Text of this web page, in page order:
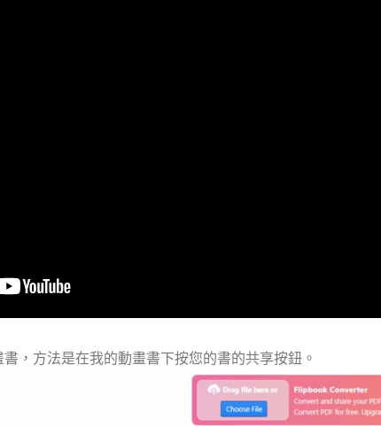
，方法是在我的動畫書下按您的書的共享按鈕。